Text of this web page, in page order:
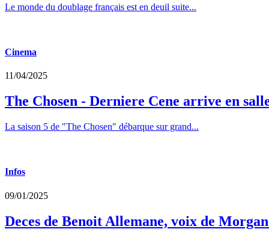
Le monde du doublage français est en deuil suite...
Cinema
11/04/2025
The Chosen - Derniere Cene arrive en
La saison 5 de "The Chosen" débarque sur grand...
Infos
09/01/2025
Deces de Benoit Allemane, voix de